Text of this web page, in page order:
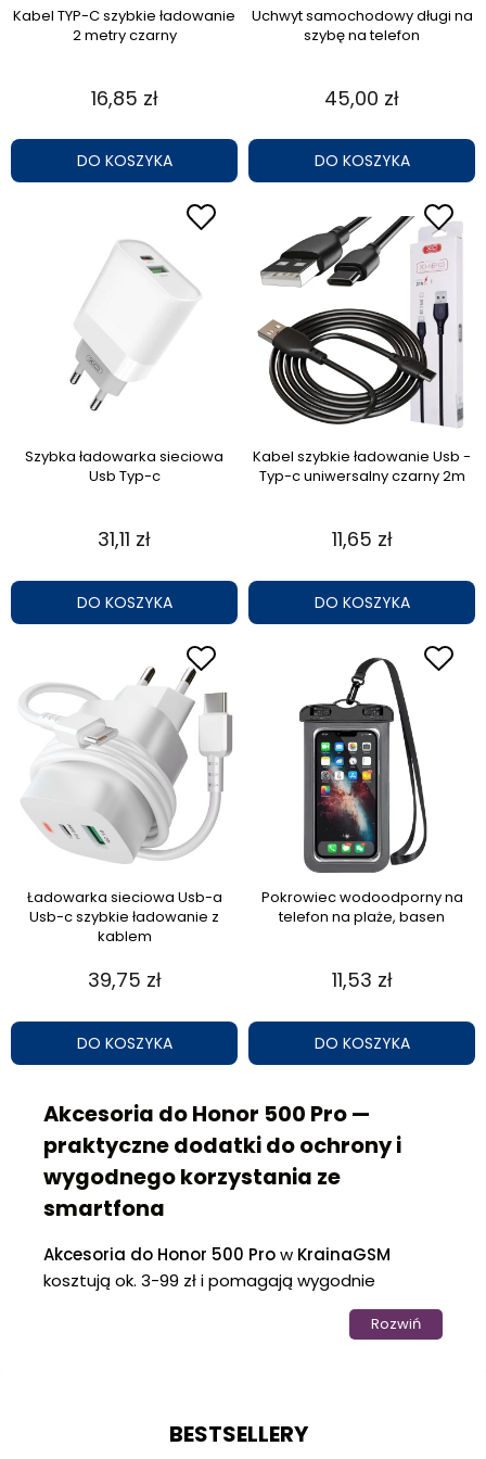
Kabel TYP-C szybkie ładowanie
2 metry czarny
16,85 zł
DO KOSZYKA
Uchwyt samochodowy długi na
szybę na telefon
45,00 zł
DO KOSZYKA
Szybka ładowarka sieciowa
Usb Typ-c
31,11 zł
DO KOSZYKA
Kabel szybkie ładowanie Usb -
Typ-c uniwersalny czarny 2m
11,65 zł
DO KOSZYKA
Ładowarka sieciowa Usb-a
Usb-c szybkie ładowanie z
kablem
39,75 zł
DO KOSZYKA
Pokrowiec wodoodporny na
telefon na plaże, basen
11,53 zł
DO KOSZYKA
Akcesoria do Honor 500 Pro —
praktyczne dodatki do ochrony i
wygodnego korzystania ze
smartfona
Akcesoria do Honor 500 Prow KrainaGSM
kosztują ok. 3-99 zł i pomagają wygodnie
zabezpieczyć urządzenie podczas codziennego
filmy czy podróżujących.
Rozwiń
BESTSELLERY